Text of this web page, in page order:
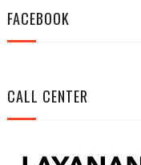
FACEBOOK
CALL CENTER